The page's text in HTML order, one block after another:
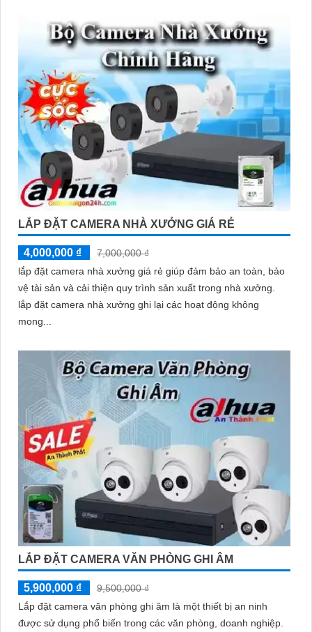
LẮP ĐẶT CAMERA NHÀ XƯỞNG GIÁ RẺ
4,000,000 ₫
7,000,000 ₫
lắp đặt camera nhà xưởng giá rẻ giúp đảm bảo an toàn, bảo
vệ tài sản và cải thiện quy trình sản xuất trong nhà xưởng.
lắp đặt camera nhà xưởng ghi lại các hoạt động không
mong...
LẮP ĐẶT CAMERA VĂN PHÒNG GHI ÂM
5,900,000 ₫
9,500,000 ₫
Lắp đặt camera văn phòng ghi âm là một thiết bị an ninh
được sử dụng phổ biến trong các văn phòng, doanh nghiệp.